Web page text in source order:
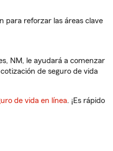
para reforzar las áreas clave
NM, le ayudará a comenzar
de seguro de vida
de vida en línea. ¡Es rápido